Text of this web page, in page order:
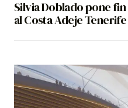
Silvia Doblado pone
al Costa Adeje